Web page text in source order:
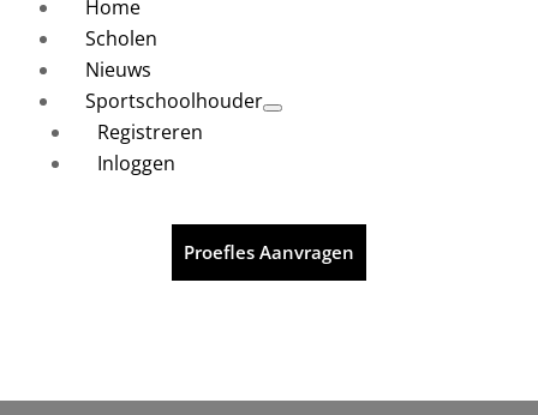
Home
Scholen
Nieuws
Sportschoolhouder
Registreren
Inloggen
Proefles Aanvragen